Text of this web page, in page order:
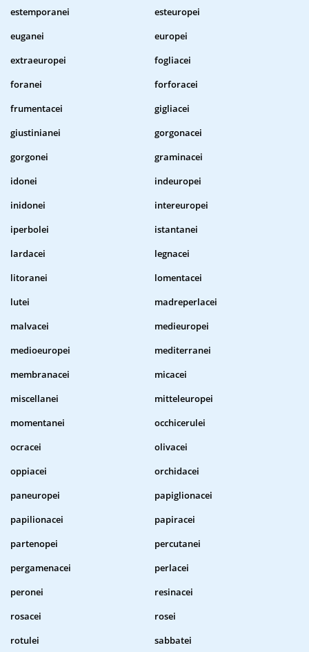
estemporanei
esteuropei
euganei
europei
extraeuropei
fogliacei
foranei
forforacei
frumentacei
gigliacei
giustinianei
gorgonacei
gorgonei
graminacei
idonei
indeuropei
inidonei
intereuropei
iperbolei
istantanei
lardacei
legnacei
litoranei
lomentacei
lutei
madreperlacei
malvacei
medieuropei
medioeuropei
mediterranei
membranacei
micacei
miscellanei
mitteleuropei
momentanei
occhicerulei
ocracei
olivacei
oppiacei
orchidacei
paneuropei
papiglionacei
papilionacei
papiracei
partenopei
percutanei
pergamenacei
perlacei
peronei
resinacei
rosacei
rosei
rotulei
sabbatei